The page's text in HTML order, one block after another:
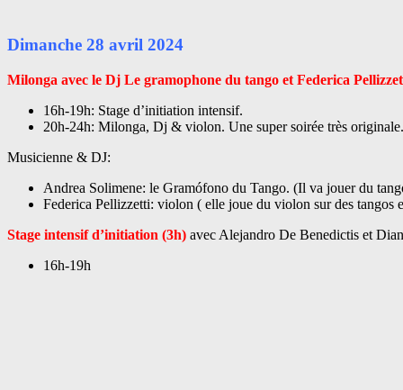
Dimanche 28 avril 2024
Milonga avec le Dj Le gramophone du tango et Federica
16h-19h: Stage d’initiation intensif.
20h-24h: Milonga, Dj & violon. Une super soirée très originale.
Musicienne & DJ:
Andrea Solimene: le Gramófono du Tango. (Il va jouer du
Federica Pellizzetti: violon ( elle joue du violon sur des tangos
Stage intensif d’initiation (3h) avec Alejandro De Benedictis et
16h-19h